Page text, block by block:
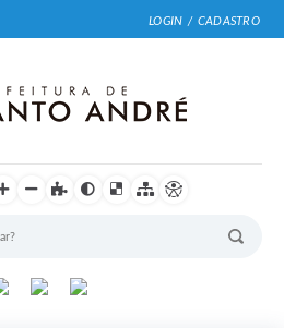
LOGIN / CADASTRO